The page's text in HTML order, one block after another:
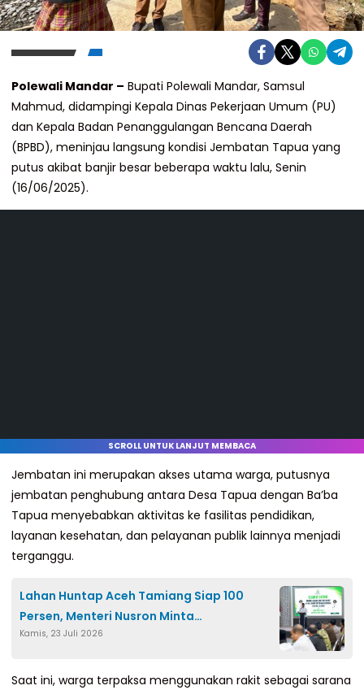
Polewali Mandar – Bupati Polewali Mandar, Samsul
Mahmud, didampingi Kepala Dinas Pekerjaan Umum (PU)
dan Kepala Badan Penanggulangan Bencana Daerah
(BPBD), meninjau langsung kondisi Jembatan Tapua yang
putus akibat banjir besar beberapa waktu lalu, Senin
(16/06/2025).
SCROLL UNTUK LANJUT MEMBACA
Jembatan ini merupakan akses utama warga, putusnya
jembatan penghubung antara Desa Tapua dengan Ba’ba
Tapua menyebabkan aktivitas ke fasilitas pendidikan,
layanan kesehatan, dan pelayanan publik lainnya menjadi
terganggu.
Lahan Huntap Aceh Tamiang Siap 100
Persen, Menteri Nusron Minta
Pembangunan Dipercepat
Kamis, 23 Juli 2026
Saat ini, warga terpaksa menggunakan rakit sebagai sarana